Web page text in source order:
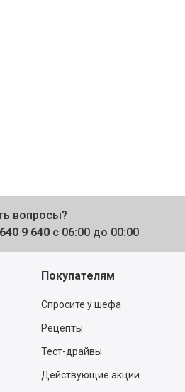
вопросы?
9 640 с 06:00 до 00:00
Покупателям
Спросите у шефа
Рецепты
Тест-драйвы
Действующие акции